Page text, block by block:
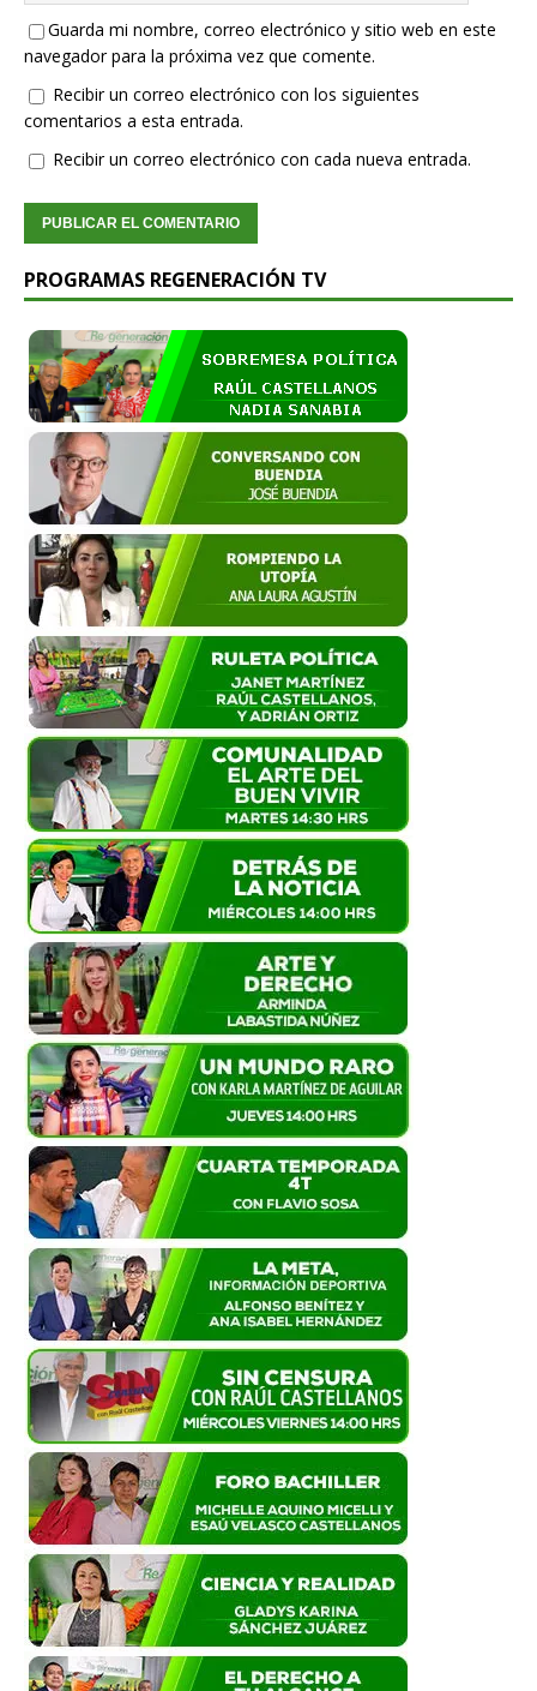
Guarda mi nombre, correo electrónico y sitio web en este
navegador para la próxima vez que comente.
Recibir un correo electrónico con los siguientes
comentarios a esta entrada.
Recibir un correo electrónico con cada nueva entrada.
PROGRAMAS REGENERACIÓN TV